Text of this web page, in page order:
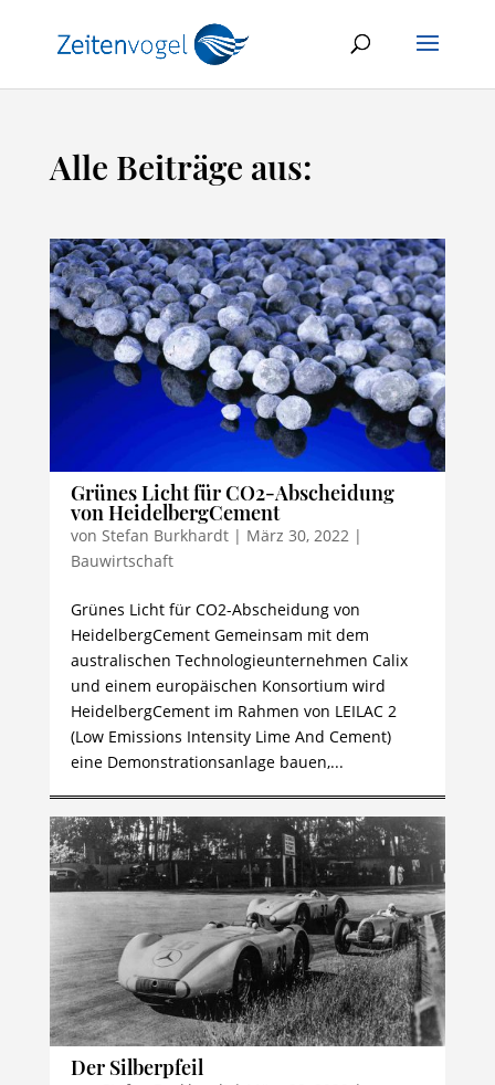
Alle Beiträge aus:
Grünes Licht für CO2-Abscheidung
von HeidelbergCement
von Stefan Burkhardt| März 30, 2022|
Bauwirtschaft
Grünes Licht für CO2-Abscheidung von
HeidelbergCement Gemeinsam mit dem
australischen Technologieunternehmen Calix
und einem europäischen Konsortium wird
HeidelbergCement im Rahmen von LEILAC 2
(Low Emissions Intensity Lime And Cement)
eine Demonstrationsanlage bauen,...
Der Silberpfeil